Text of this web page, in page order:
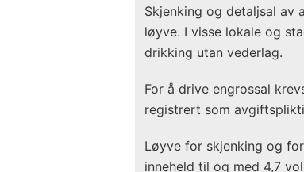
Skjenking og detaljsal av
løyve. I visse lokale og
drikking utan vederlag.
For å drive engrossal
registrert som
Løyve for skjenking og
inneheld til og med 4,7